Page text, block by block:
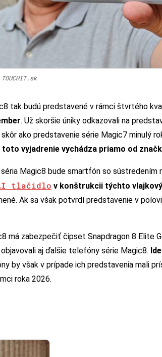
tak budú predstavené v rámci štvrtého
. Už skoršie úniky odkazovali na
ako predstavenie série Magic7 minulý
vyjadrenie vychádza priamo od
séria Magic8 bude smartfón so sústredením
tlačidlo v konštrukcii týchto
Ak sa však potvrdí predstavenie v
má zabezpečiť čipset Snapdragon 8 Elite
aj ďalšie telefóny série Magic8.
by však v prípade ich predstavenia mali
roka 2026.